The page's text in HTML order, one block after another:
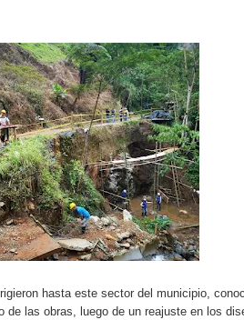
Pereira continúa renovando
transforma la vida de 68 estudiantes
en Tuluá tendrá comedor
hasta este sector del municipio,
las obras, luego de un reajuste en los